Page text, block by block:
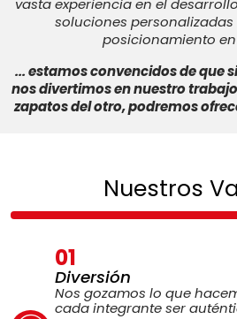
vasta experiencia en el
soluciones personalizadas
posicionamiento
... estamos convencidos de que
nos divertimos en nuestro
zapatos del otro, podremos
Nuestros
01
Diversión
Nos gozamos lo que
cada integrante ser